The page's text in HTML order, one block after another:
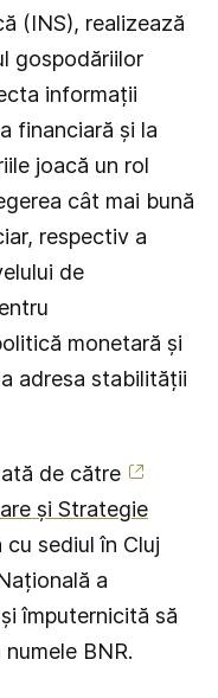
(INS), realizează
gospodăriilor
informații
financiară și la
joacă un rol
cât mai bună
respectiv a
de
monetară și
adresa stabilității
de către
și Strategie
sediul în Cluj
a
împuternicită să
BNR.